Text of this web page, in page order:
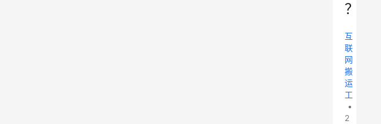
？
互
联
网
搬
运
工
•
2